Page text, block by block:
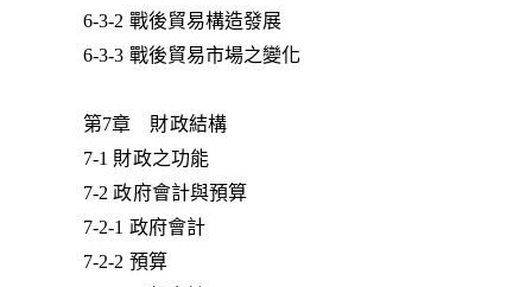
6-3-2 戰後貿易構造發展
6-3-3 戰後貿易市場之變化
第7章 財政結構
7-1 財政之功能
7-2 政府會計與預算
7-2-1 政府會計
7-2-2 預算